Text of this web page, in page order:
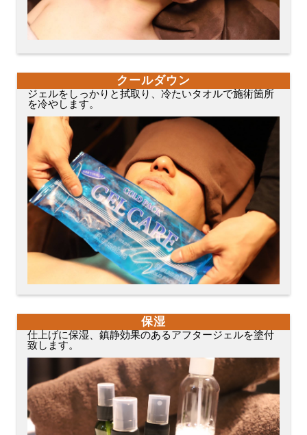
クールダウン
ジェルをしっかりと拭取り、冷たいタオルで施術箇所
を冷やします。
保湿
仕上げに保湿、鎮静効果のあるアフタージェルを塗付
致します。